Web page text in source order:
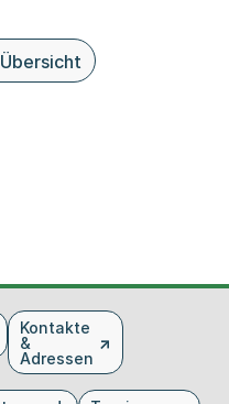
Kontakte
&
Adressen